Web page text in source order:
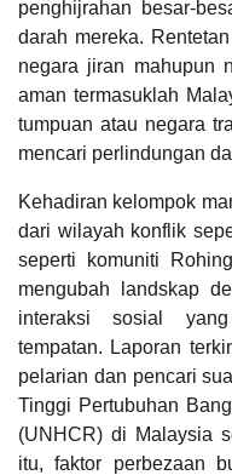
penghijrahan besar-
darah mereka.
negara jiran mahupun
aman termasuklah
tumpuan atau negara
mencari perlindungan
Kehadiran kelompok
dari wilayah konflik
seperti komuniti
mengubah landskap
interaksi sosial
tempatan. Laporan
pelarian dan pencari
Tinggi Pertubuhan
(UNHCR) di Malaysia
itu, faktor perbezaan